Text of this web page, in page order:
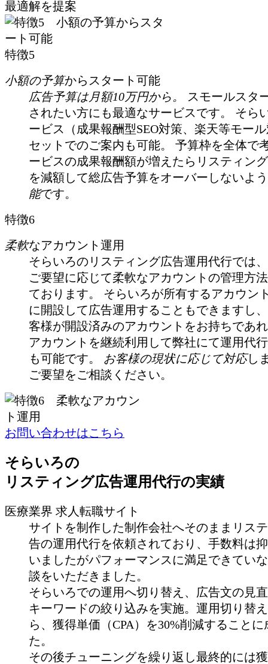
特徴5
小額の予算からスタート可能
広告予算は月額10万円から。
スモールスタ
されたい方にも最適なサービスです。 そら
ービス（成果報酬型SEO対策、楽天等モー
セットでのご案内も可能。 予算枠を全体で
ービスの成果報酬額が増えたらリスティン
を減額して総広告予算をオーバーしないよ
能です。
特徴6
柔軟なアカウント運用
そらいろのリスティング広告運用代行では
ご要望に応じて柔軟なアカウントの管理方
ております。 そらいろが所有するアカウン
に開設して広告運用することもできますし
客様が開設済みのアカウントをお持ちであ
アカウントを継続利用して弊社にて運用代
も可能です。 お客様の現状に応じて対応し
ご要望をご相談ください。
お問い合わせはこちら
そらいろの
リスティング広告運用代行の実績
医療業界 求人転職サイト
サイトを制作した制作会社へそのままリス
告の運用代行を依頼されており、手数料は
いましたがパフォーマンスに満足できてい
談をいただきました。
そらいろでの運用へ切り替え、広告文の見
キーワードの絞り込みを実施。運用切り替
ら、獲得単価（CPA）を30%削減すること
た。
その後チューニングを繰り返し最終的には